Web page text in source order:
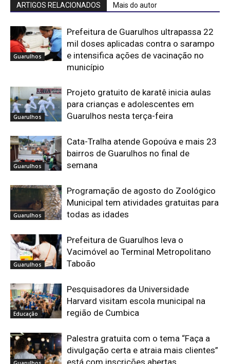
ARTIGOS RELACIONADOS Mais do autor
Guarulhos
Prefeitura de Guarulhos ultrapassa 22
mil doses aplicadas contra o sarampo
e intensifica ações de vacinação no
município
Guarulhos
Projeto gratuito de karatê inicia aulas
para crianças e adolescentes em
Guarulhos nesta terça-feira
Guarulhos
Cata-Tralha atende Gopoúva e mais 23
bairros de Guarulhos no final de
semana
Guarulhos
Programação de agosto do Zoológico
Municipal tem atividades gratuitas para
todas as idades
Guarulhos
Prefeitura de Guarulhos leva o
Vacimóvel ao Terminal Metropolitano
Taboão
Educação
Pesquisadores da Universidade
Harvard visitam escola municipal na
região de Cumbica
Palestra gratuita com o tema “Faça a
divulgação certa e atraia mais clientes”
está com inscrições abertas